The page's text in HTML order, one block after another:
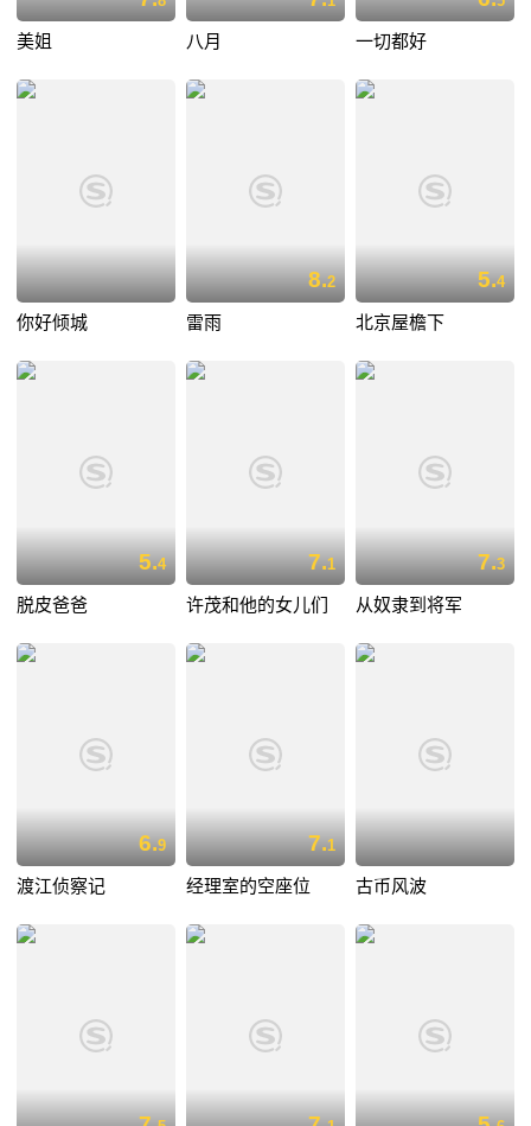
美姐 八月 一切都好
你好倾城
8.2
雷雨
5.4
北京屋檐下
5.4
脱皮爸爸
7.1
许茂和他的女儿们
7.3
从奴隶到将军
6.9
渡江侦察记
7.1
经理室的空座位 古币风波